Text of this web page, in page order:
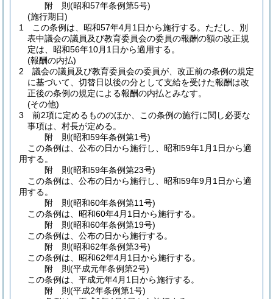
附 則(昭和57年条例第5号)
(施行期日)
1
この条例は、昭和57年4月1日から施行する。 ただし、別
表中議会の議員及び教育委員会の委員の報酬の額の改正規
定は、昭和56年10月1日から適用する。
(報酬の内払)
2
議会の議員及び教育委員会の委員が、改正前の条例の規定
に基づいて、切替日以後の分として支給を受けた報酬は改
正後の条例の規定による報酬の内払とみなす。
(その他)
3
前2項に定めるもののほか、この条例の施行に関し必要な
事項は、村長が定める。
附 則(昭和59年条例第1号)
この条例は、公布の日から施行し、昭和59年1月1日から適
用する。
附 則(昭和59年条例第23号)
この条例は、公布の日から施行し、昭和59年9月1日から適
用する。
附 則(昭和60年条例第11号)
この条例は、昭和60年4月1日から施行する。
附 則(昭和60年条例第19号)
この条例は、公布の日から施行する。
附 則(昭和62年条例第3号)
この条例は、昭和62年4月1日から施行する。
附 則(平成元年条例第2号)
この条例は、平成元年4月1日から施行する。
附 則(平成2年条例第1号)